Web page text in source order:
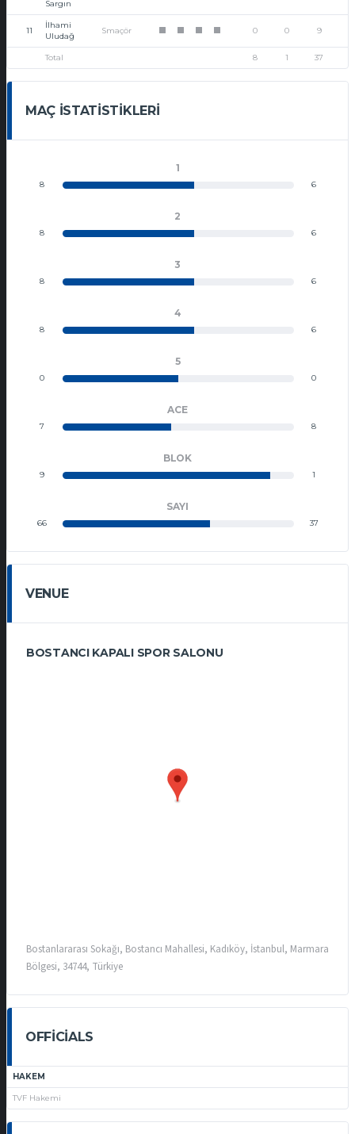
Sargın
11
İlhami
Uludağ
Smaçör 0 0 9
Total 8 1 37
MAÇ İSTATISTIKLERI
1
8 6
2
8 6
3
8 6
4
8 6
5
0 0
ACE
7 8
BLOK
9 1
SAYI
66 37
VENUE
BOSTANCI KAPALI SPOR SALONU
Bostanlararası Sokağı, Bostancı Mahallesi, Kadıköy, İstanbul, Marmara
Bölgesi, 34744, Türkiye
OFFICIALS
HAKEM
TVF Hakemi